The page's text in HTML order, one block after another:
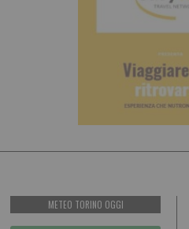
METEO TORINO OGGI